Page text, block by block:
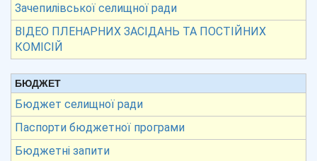
Зачепилівської селищної ради
ВІДЕО ПЛЕНАРНИХ ЗАСІДАНЬ ТА ПОСТІЙНИХ
КОМІСІЙ
БЮДЖЕТ
Бюджет селищної ради
Паспорти бюджетної програми
Бюджетні запити